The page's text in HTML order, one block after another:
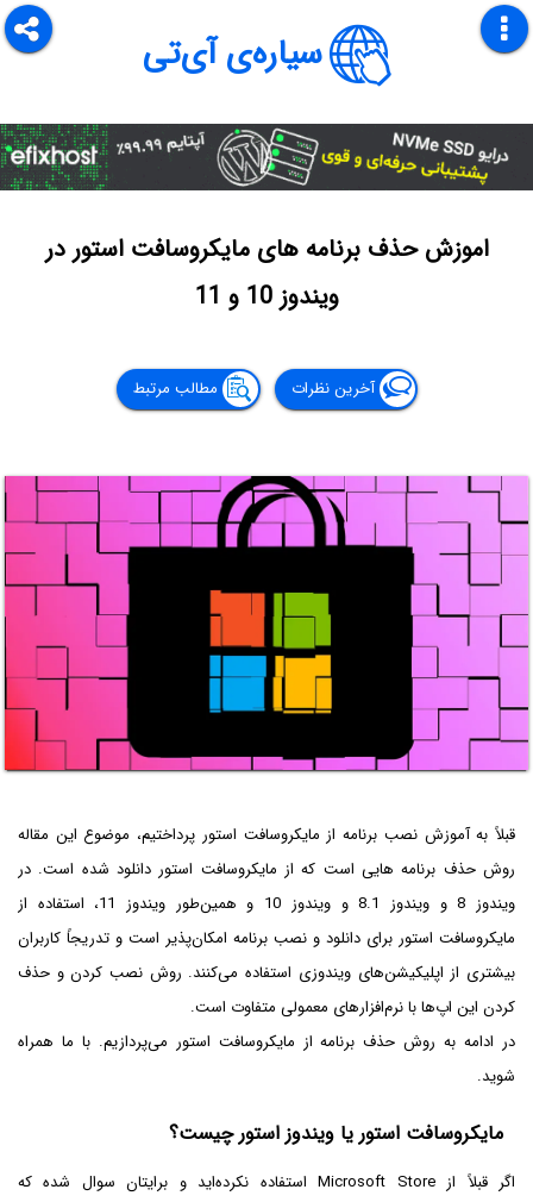
سیاره‌ی آی‌تی
اموزش حذف برنامه های مایکروسافت استور در
ویندوز 10 و 11
آخرین نظرات مطالب مرتبط
قبلاً به آموزش نصب برنامه از مایکروسافت استور پرداختیم، موضوع این مقاله
روش حذف برنامه هایی است که از مایکروسافت استور دانلود شده است. در
ویندوز 8 و ویندوز 8.1 و ویندوز 10 و همین‌طور ویندوز 11، استفاده از
مایکروسافت استور برای دانلود و نصب برنامه امکان‌پذیر است و تدریجاً کاربران
بیشتری از اپلیکیشن‌های ویندوزی استفاده می‌کنند. روش نصب کردن و حذف
کردن این اپ‌ها با نرم‌افزارهای معمولی متفاوت است.
در ادامه به روش حذف برنامه از مایکروسافت استور می‌پردازیم. با ما همراه
شوید.
مایکروسافت استور یا ویندوز استور چیست؟
اگر قبلاً از Microsoft Store استفاده نکرده‌اید و برایتان سوال شده که